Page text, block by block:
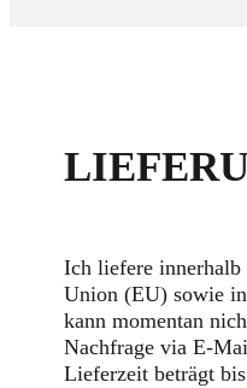
Ich liefere innerhalb
Union (EU) sowie
kann momentan
Nachfrage via E-
Lieferzeit beträgt